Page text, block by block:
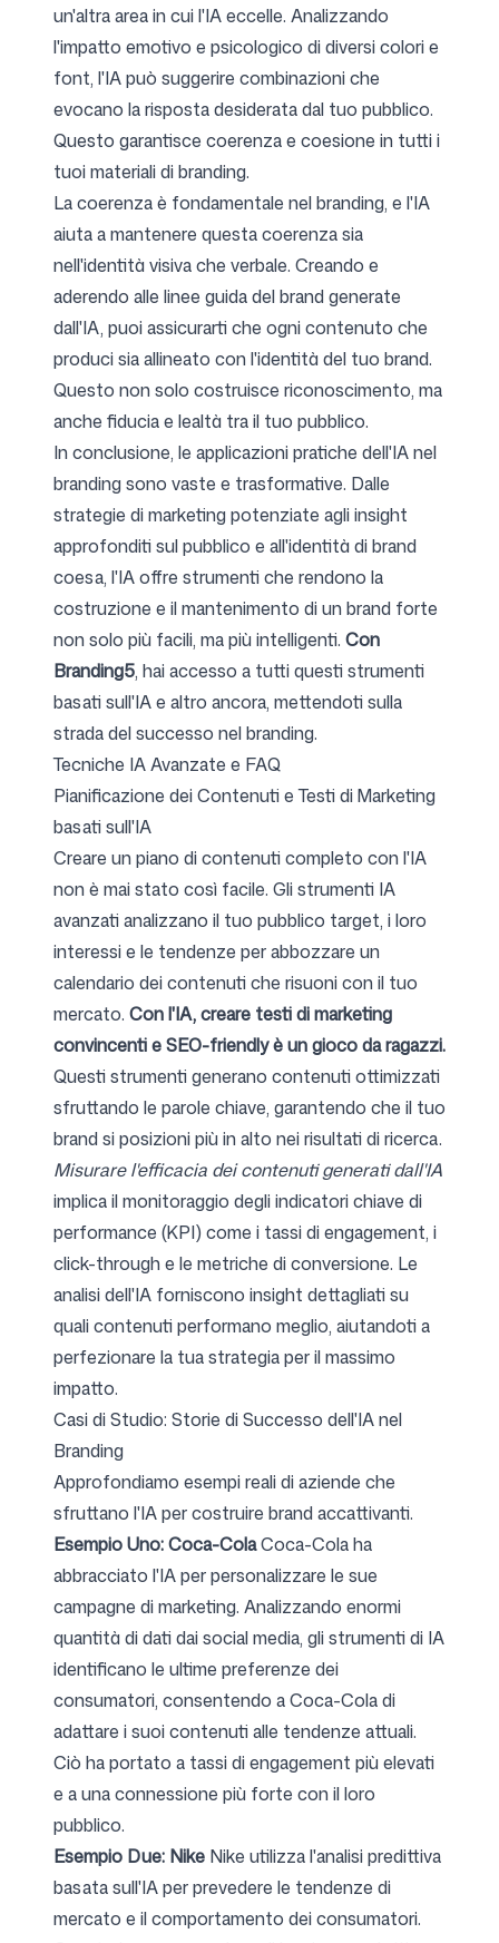
un'altra area in cui l'IA eccelle. Analizzando
l'impatto emotivo e psicologico di diversi colori e
font, l'IA può suggerire combinazioni che
evocano la risposta desiderata dal tuo pubblico.
Questo garantisce coerenza e coesione in tutti i
tuoi materiali di branding.
La coerenza è fondamentale nel branding, e l'IA
aiuta a mantenere questa coerenza sia
nell'identità visiva che verbale. Creando e
aderendo alle linee guida del brand generate
dall'IA, puoi assicurarti che ogni contenuto che
produci sia allineato con l'identità del tuo brand.
Questo non solo costruisce riconoscimento, ma
anche fiducia e lealtà tra il tuo pubblico.
In conclusione, le applicazioni pratiche dell'IA nel
branding sono vaste e trasformative. Dalle
strategie di marketing potenziate agli insight
approfonditi sul pubblico e all'identità di brand
coesa, l'IA offre strumenti che rendono la
costruzione e il mantenimento di un brand forte
non solo più facili, ma più intelligenti. Con
Branding5, hai accesso a tutti questi strumenti
basati sull'IA e altro ancora, mettendoti sulla
strada del successo nel branding.
Tecniche IA Avanzate e FAQ
Pianificazione dei Contenuti e Testi di Marketing
basati sull'IA
Creare un piano di contenuti completo con l'IA
non è mai stato così facile. Gli strumenti IA
avanzati analizzano il tuo pubblico target, i loro
interessi e le tendenze per abbozzare un
calendario dei contenuti che risuoni con il tuo
mercato. Con l'IA, creare testi di marketing
convincenti e SEO-friendly è un gioco da ragazzi.
Questi strumenti generano contenuti ottimizzati
sfruttando le parole chiave, garantendo che il tuo
brand si posizioni più in alto nei risultati di ricerca.
Misurare l'efficacia dei contenuti generati dall'IA
implica il monitoraggio degli indicatori chiave di
performance (KPI) come i tassi di engagement, i
click-through e le metriche di conversione. Le
analisi dell'IA forniscono insight dettagliati su
quali contenuti performano meglio, aiutandoti a
perfezionare la tua strategia per il massimo
impatto.
Casi di Studio: Storie di Successo dell'IA nel
Branding
Approfondiamo esempi reali di aziende che
sfruttano l'IA per costruire brand accattivanti.
Esempio Uno: Coca-ColaCoca-Cola ha
abbracciato l'IA per personalizzare le sue
campagne di marketing. Analizzando enormi
quantità di dati dai social media, gli strumenti di IA
identificano le ultime preferenze dei
consumatori, consentendo a Coca-Cola di
adattare i suoi contenuti alle tendenze attuali.
Ciò ha portato a tassi di engagement più elevati
e a una connessione più forte con il loro
pubblico.
Esempio Due: Nike Nike utilizza l'analisi predittiva
basata sull'IA per prevedere le tendenze di
mercato e il comportamento dei consumatori.